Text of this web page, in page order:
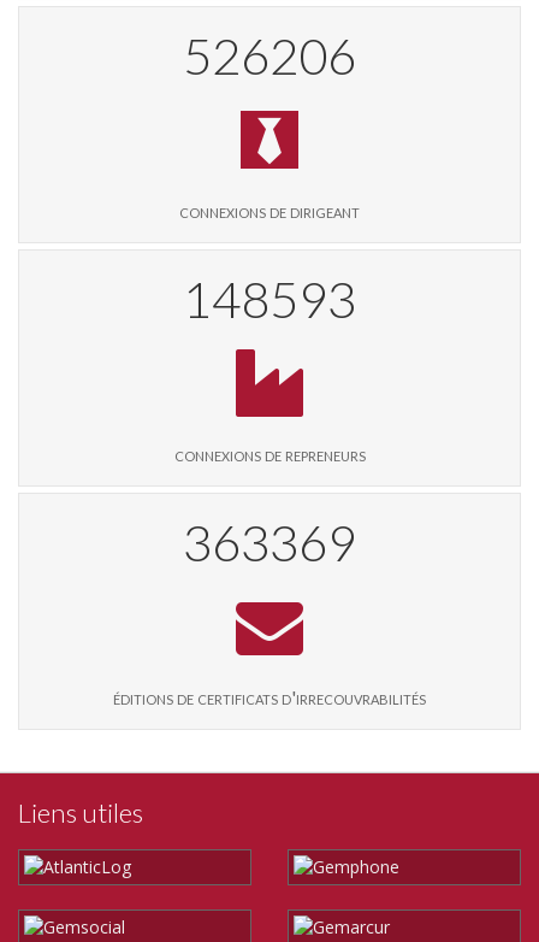
546126
connexions de dirigeant
154218
connexions de repreneurs
377125
éditions de certificats d'irrecouvrabilités
Liens utiles